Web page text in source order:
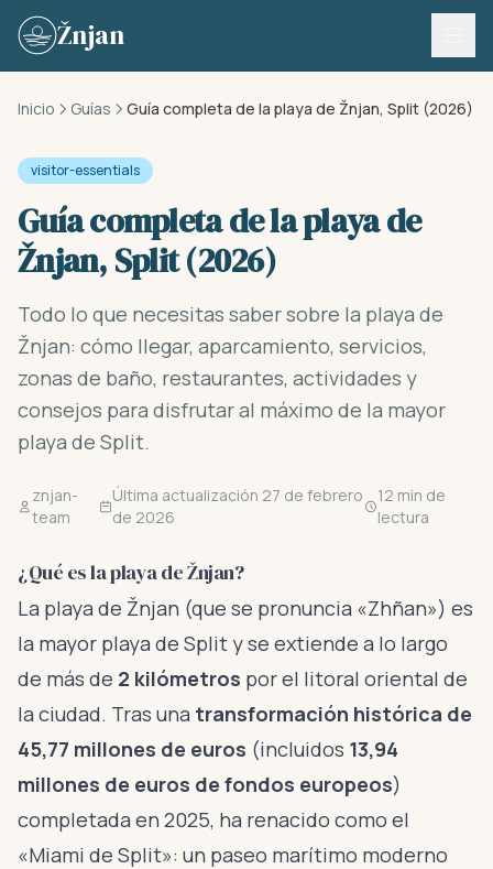
Skip to content
Žnjan
Inicio Guías Guía completa de la playa de Žnjan, Split (2026)
visitor-essentials
Guía completa de la playa de
Žnjan, Split (2026)
Todo lo que necesitas saber sobre la playa de
Žnjan: cómo llegar, aparcamiento, servicios,
zonas de baño, restaurantes, actividades y
consejos para disfrutar al máximo de la mayor
playa de Split.
znjan-
team
Última actualización 27 de febrero
de 2026
12 min de
lectura
¿Qué es la playa de Žnjan?
La playa de Žnjan (que se pronuncia «Zhñan») es
la mayor playa de Split y se extiende a lo largo
de más de 2 kilómetros por el litoral oriental de
la ciudad. Tras una transformación histórica de
45,77 millones de euros (incluidos 13,94
millones de euros de fondos europeos)
completada en 2025, ha renacido como el
«Miami de Split»: un paseo marítimo moderno